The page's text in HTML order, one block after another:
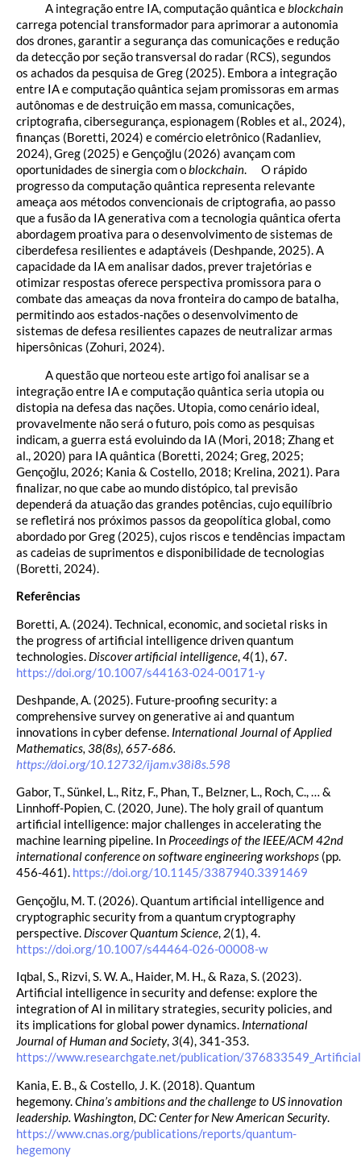
A integração entre IA, computação quântica eblockchain
carrega potencial transformador para aprimorar a autonomia
dos drones, garantir a segurança das comunicações e redução
da detecção por seção transversal do radar (RCS), segundos
os achados da pesquisa de Greg (2025). Embora a integração
entre IA e computação quântica sejam promissoras em armas
autônomas e de destruição em massa, comunicações,
criptografia, cibersegurança, espionagem (Robles et al., 2024),
finanças (Boretti, 2024) e comércio eletrônico (Radanliev,
2024), Greg (2025) e Gençoğlu (2026) avançam com
oportunidades de sinergia com oblockchain. O rápido
progresso da computação quântica representa relevante
ameaça aos métodos convencionais de criptografia, ao passo
que a fusão da IA generativa com a tecnologia quântica oferta
abordagem proativa para o desenvolvimento de sistemas de
ciberdefesa resilientes e adaptáveis (Deshpande, 2025). A
capacidade da IA em analisar dados, prever trajetórias e
otimizar respostas oferece perspectiva promissora para o
combate das ameaças da nova fronteira do campo de batalha,
permitindo aos estados-nações o desenvolvimento de
sistemas de defesa resilientes capazes de neutralizar armas
hipersônicas (Zohuri, 2024).
A questão que norteou este artigo foi analisar se a
integração entre IA e computação quântica seria utopia ou
distopia na defesa das nações. Utopia, como cenário ideal,
provavelmente não será o futuro, pois como as pesquisas
indicam, a guerra está evoluindo da IA (Mori, 2018; Zhang et
al., 2020) para IA quântica (Boretti, 2024; Greg, 2025;
Gençoğlu, 2026; Kania & Costello, 2018; Krelina, 2021). Para
finalizar, no que cabe ao mundo distópico, tal previsão
dependerá da atuação das grandes potências, cujo equilíbrio
se refletirá nos próximos passos da geopolítica global, como
abordado por Greg (2025), cujos riscos e tendências impactam
as cadeias de suprimentos e disponibilidade de tecnologias
(Boretti, 2024).
Referências
Boretti, A. (2024). Technical, economic, and societal risks in
the progress of artificial intelligence driven quantum
technologies. Discover artificial intelligence,4(1), 67.
https://doi.org/10.1007/s44163-024-00171-y
Deshpande, A. (2025). Future-proofing security: a
comprehensive survey on generative ai and quantum
innovations in cyber defense. International Journal of Applied
Mathematics, 38(8s), 657-686.
https://doi.org/10.12732/ijam.v38i8s.598
Gabor, T., Sünkel, L., Ritz, F., Phan, T., Belzner, L., Roch, C., … &
Linnhoff-Popien, C. (2020, June). The holy grail of quantum
artificial intelligence: major challenges in accelerating the
machine learning pipeline. In Proceedings of the IEEE/ACM 42nd
international conference on software engineering workshops (pp.
456-461). https://doi.org/10.1145/3387940.3391469
Gençoğlu, M. T. (2026). Quantum artificial intelligence and
cryptographic security from a quantum cryptography
perspective. Discover Quantum Science, 2(1), 4.
https://doi.org/10.1007/s44464-026-00008-w
Iqbal, S., Rizvi, S. W. A., Haider, M. H., & Raza, S. (2023).
Artificial intelligence in security and defense: explore the
integration of AI in military strategies, security policies, and
its implications for global power dynamics. International
Journal of Human and Society,3(4), 341-353.
https://www.researchgate.net/publication/
Kania, E. B., & Costello, J. K. (2018). Quantum
hegemony. China’s ambitions and the challenge to US innovation
leadership. Washington, DC: Center for New American Security.
https://www.cnas.org/publications/reports/quantum-
hegemony